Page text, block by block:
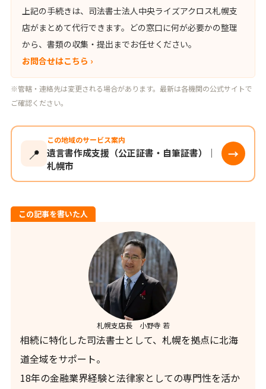
上記の手続きは、司法書士法人中央ライズアクロス札幌支
店がまとめて代行できます。どの窓口に何が必要かの整理
から、書類の収集・提出までお任せください。
お問合せはこちら ›
※管轄・連絡先は変更される場合があります。最新は各機関の公式サイトで
ご確認ください。
📍
この地域のサービス案内
遺言書作成支援（公正証書・自筆証書）｜
札幌市
→
この記事を書いた人
札幌支店長 小野寺 若
相続に特化した司法書士として、札幌を拠点に北海
道全域をサポート。
18年の金融業界経験と法律家としての専門性を活か